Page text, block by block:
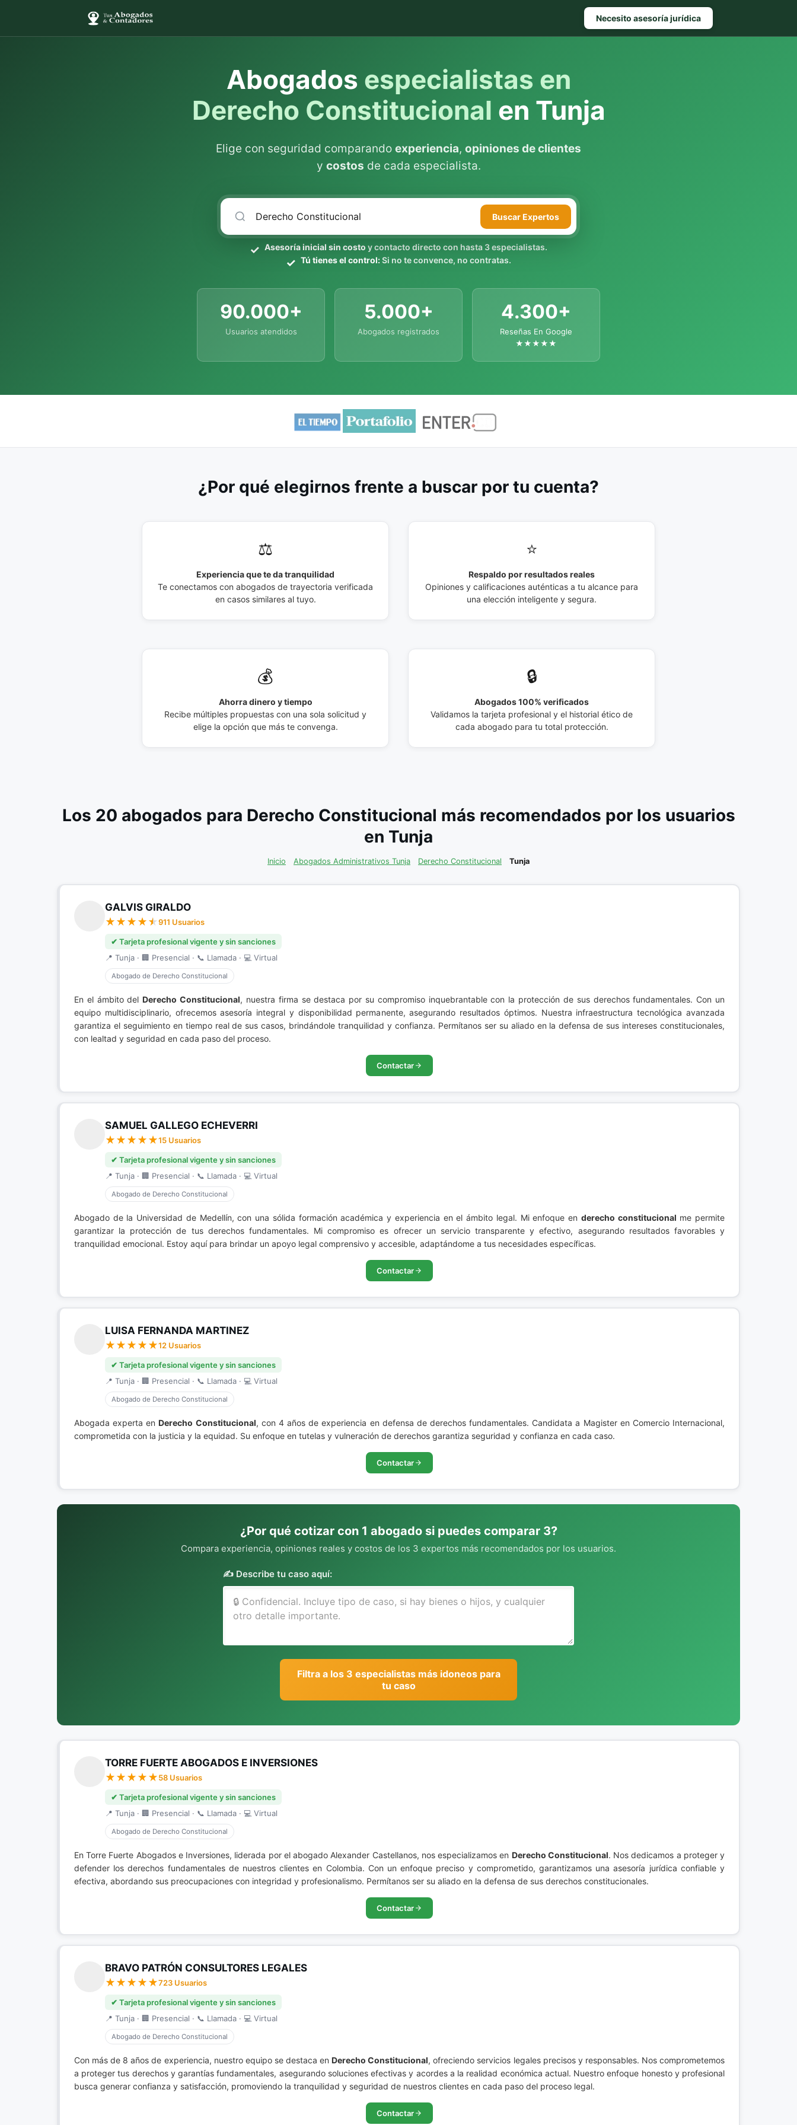
Necesito asesoría jurídica
Abogados especialistas en
Derecho Constitucional en Tunja
Elige con seguridad comparando experiencia, opiniones de clientes
y costos de cada especialista.
BuscarExpertos
Asesoría inicial sin costo y contacto directo con hasta 3 especialistas.
Tú tienes el control:Si no te convence, no contratas.
90.000+
Usuarios atendidos
5.000+
Abogados registrados
4.300+
Reseñas En Google
★★★★★
¿Por qué elegirnos frente a buscar por tu cuenta?
⚖️
Experiencia que te da tranquilidad
Te conectamos con abogados de trayectoria verificada
en casos similares al tuyo.
⭐
Respaldo por resultados reales
Opiniones y calificaciones auténticas a tu alcance para
una elección inteligente y segura.
💰
Ahorra dinero y tiempo
Recibe múltiples propuestas con una sola solicitud y
elige la opción que más te convenga.
🔒
Abogados 100% verificados
Validamos la tarjeta profesional y el historial ético de
cada abogado para tu total protección.
Los 20 abogados para Derecho Constitucional más recomendados por los usuarios
en Tunja
Inicio Abogados Administrativos Tunja Derecho Constitucional Tunja
GALVIS GIRALDO
911 Usuarios
✔ Tarjeta profesional vigente y sin sanciones
📍 Tunja · 🏢 Presencial · 📞 Llamada · 💻 Virtual
Abogado de Derecho Constitucional
En el ámbito delDerecho Constitucional, nuestra firma se destaca por su compromiso inquebrantable con la protección de sus derechos fundamentales. Con un
equipo multidisciplinario, ofrecemos asesoría integral y disponibilidad permanente, asegurando resultados óptimos. Nuestra infraestructura tecnológica avanzada
garantiza el seguimiento en tiempo real de sus casos, brindándole tranquilidad y confianza. Permítanos ser su aliado en la defensa de sus intereses constitucionales,
con lealtad y seguridad en cada paso del proceso.
Contactar
SAMUEL GALLEGO ECHEVERRI
15 Usuarios
✔ Tarjeta profesional vigente y sin sanciones
📍 Tunja · 🏢 Presencial · 📞 Llamada · 💻 Virtual
Abogado de Derecho Constitucional
Abogado de la Universidad de Medellín, con una sólida formación académica y experiencia en el ámbito legal. Mi enfoque en derecho constitucional me permite
garantizar la protección de tus derechos fundamentales. Mi compromiso es ofrecer un servicio transparente y efectivo, asegurando resultados favorables y
tranquilidad emocional. Estoy aquí para brindar un apoyo legal comprensivo y accesible, adaptándome a tus necesidades específicas.
Contactar
LUISA FERNANDA MARTINEZ
12 Usuarios
✔ Tarjeta profesional vigente y sin sanciones
📍 Tunja · 🏢 Presencial · 📞 Llamada · 💻 Virtual
Abogado de Derecho Constitucional
Abogada experta enDerecho Constitucional, con 4 años de experiencia en defensa de derechos fundamentales. Candidata a Magister en Comercio Internacional,
comprometida con la justicia y la equidad. Su enfoque en tutelas y vulneración de derechos garantiza seguridad y confianza en cada caso.
Contactar
¿Por qué cotizar con 1 abogado si puedes comparar 3?
Compara experiencia, opiniones reales y costos de los 3 expertos más recomendados por los usuarios.
✍️ Describe tu caso aquí:
Filtra a los 3 especialistas más idoneos para
tu caso
TORRE FUERTE ABOGADOS E INVERSIONES
58 Usuarios
✔ Tarjeta profesional vigente y sin sanciones
📍 Tunja · 🏢 Presencial · 📞 Llamada · 💻 Virtual
Abogado de Derecho Constitucional
En Torre Fuerte Abogados e Inversiones, liderada por el abogado Alexander Castellanos, nos especializamos en Derecho Constitucional. Nos dedicamos a proteger y
defender los derechos fundamentales de nuestros clientes en Colombia. Con un enfoque preciso y comprometido, garantizamos una asesoría jurídica confiable y
efectiva, abordando sus preocupaciones con integridad y profesionalismo. Permítanos ser su aliado en la defensa de sus derechos constitucionales.
Contactar
BRAVO PATRÓN CONSULTORES LEGALES
723 Usuarios
✔ Tarjeta profesional vigente y sin sanciones
📍 Tunja · 🏢 Presencial · 📞 Llamada · 💻 Virtual
Abogado de Derecho Constitucional
Con más de 8 años de experiencia, nuestro equipo se destaca enDerecho Constitucional, ofreciendo servicios legales precisos y responsables. Nos comprometemos
a proteger tus derechos y garantías fundamentales, asegurando soluciones efectivas y acordes a la realidad económica actual. Nuestro enfoque honesto y profesional
busca generar confianza y satisfacción, promoviendo la tranquilidad y seguridad de nuestros clientes en cada paso del proceso legal.
Contactar